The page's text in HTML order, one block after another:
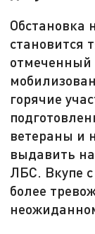
Обстановка
становится
отмеченный
горячие
ветераны и
выдавить
ЛБС. Вкупе
более